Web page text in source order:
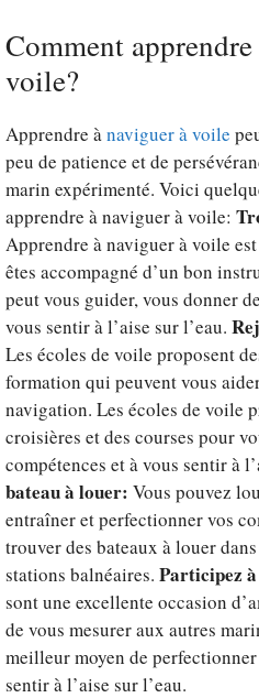
Comment
voile?
Apprendre ànaviguer à voile
peu de patience et de
marin expérimenté. Voici
apprendre à naviguer à voile:
Apprendre à naviguer à voile
êtes accompagné d’un bon
peut vous guider, vous donner
vous sentir à l’aise sur l’eau.
Les écoles de voile proposent
formation qui peuvent vous
navigation. Les écoles de voile
croisières et des courses pour
compétences et à vous sentir à
bateau à louer: Vous pouvez
entraîner et perfectionner vos
trouver des bateaux à louer
stations balnéaires. Participez
sont une excellente occasion
de vous mesurer aux autres
meilleur moyen de
sentir à l’aise sur l’eau.